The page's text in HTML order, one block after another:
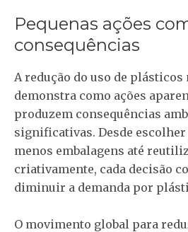
Pequenas ações
consequências
A redução do uso de
demonstra como ações
produzem consequências
significativas. Desde
menos embalagens até
criativamente, cada decisão
diminuir a demanda por
O movimento global para